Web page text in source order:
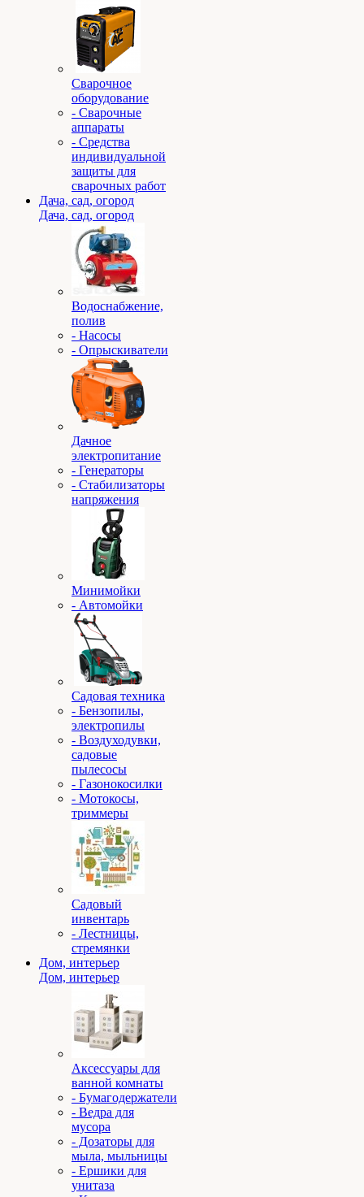
Сварочное
оборудование
- Сварочные
аппараты
- Средства
индивидуальной
защиты для
сварочных работ
Дача, сад, огород
Дача, сад, огород
Водоснабжение,
полив
- Насосы
- Опрыскиватели
Дачное
электропитание
- Генераторы
- Стабилизаторы
напряжения
Минимойки
- Автомойки
Садовая техника
- Бензопилы,
электропилы
- Воздуходувки,
садовые
пылесосы
- Газонокосилки
- Мотокосы,
триммеры
Садовый
инвентарь
- Лестницы,
стремянки
Дом, интерьер
Дом, интерьер
Аксессуары для
ванной комнаты
- Бумагодержатели
- Ведра для
мусора
- Дозаторы для
мыла, мыльницы
- Ершики для
унитаза